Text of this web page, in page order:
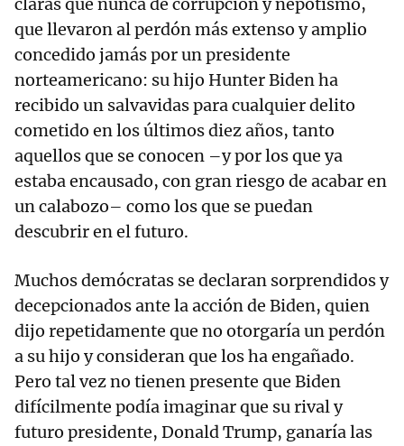
claras que nunca de corrupción y nepotismo,
que llevaron al perdón más extenso y amplio
concedido jamás por un presidente
norteamericano: su hijo Hunter Biden ha
recibido un salvavidas para cualquier delito
cometido en los últimos diez años, tanto
aquellos que se conocen –y por los que ya
estaba encausado, con gran riesgo de acabar en
un calabozo– como los que se puedan
descubrir en el futuro.
Muchos demócratas se declaran sorprendidos y
decepcionados ante la acción de Biden, quien
dijo repetidamente que no otorgaría un perdón
a su hijo y consideran que los ha engañado.
Pero tal vez no tienen presente que Biden
difícilmente podía imaginar que su rival y
futuro presidente, Donald Trump, ganaría las